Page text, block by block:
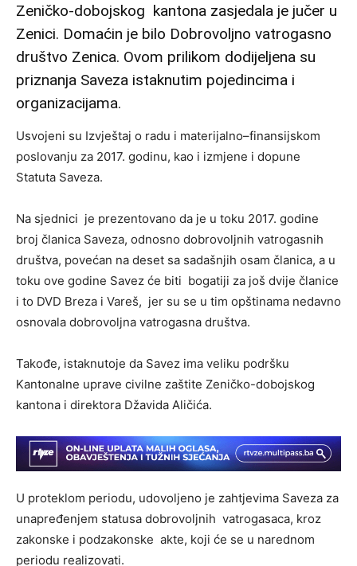
Zeničko-dobojskog kantona zasjedala je jučer u
Zenici. Domaćin je bilo Dobrovoljno vatrogasno
društvo Zenica. Ovom prilikom dodijeljena su
priznanja Saveza istaknutim pojedincima i
organizacijama.
Usvojeni su Izvještaj o radu i materijalno–finansijskom
poslovanju za 2017. godinu, kao i izmjene i dopune
Statuta Saveza.
Na sjednici je prezentovano da je u toku 2017. godine
broj članica Saveza, odnosno dobrovoljnih vatrogasnih
društva, povećan na deset sa sadašnjih osam članica, a u
toku ove godine Savez će biti bogatiji za još dvije članice
i to DVD Breza i Vareš, jer su se u tim opštinama nedavno
osnovala dobrovoljna vatrogasna društva.
Takođe, istaknutoje da Savez ima veliku podršku
Kantonalne uprave civilne zaštite Zeničko-dobojskog
kantona i direktora Džavida Aličića.
U proteklom periodu, udovoljeno je zahtjevima Saveza za
unapređenjem statusa dobrovoljnih vatrogasaca, kroz
zakonske i podzakonske akte, koji će se u narednom
periodu realizovati.